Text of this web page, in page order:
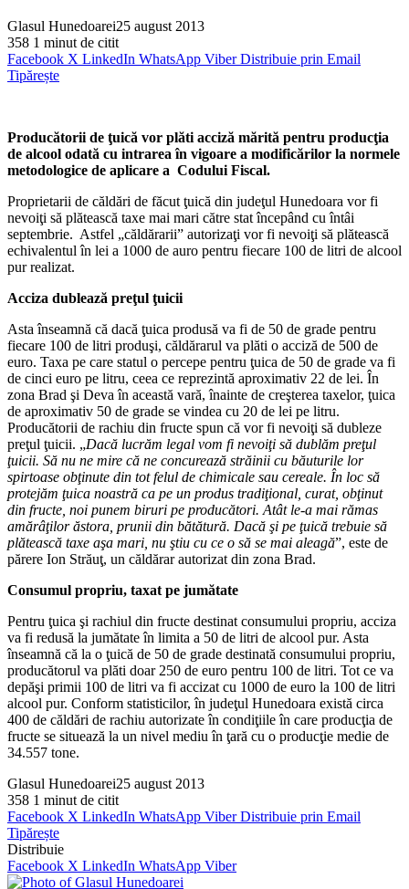
Glasul Hunedoarei25 august 2013
358 1 minut de citit
Facebook X LinkedIn WhatsApp Viber Distribuie prin Email
Tipărește
Producătorii de ţuică vor plăti acciză mărită pentru producţia
de alcool odată cu intrarea în vigoare a modificărilor la normele
metodologice de aplicare a Codului Fiscal.
Proprietarii de căldări de făcut ţuică din judeţul Hunedoara vor fi
nevoiţi să plătească taxe mai mari către stat începând cu întâi
septembrie. Astfel „căldărarii” autorizaţi vor fi nevoiţi să plătească
echivalentul în lei a 1000 de auro pentru fiecare 100 de litri de alcool
pur realizat.
Acciza dublează preţul ţuicii
Asta înseamnă că dacă ţuica produsă va fi de 50 de grade pentru
fiecare 100 de litri produşi, căldărarul va plăti o acciză de 500 de
euro. Taxa pe care statul o percepe pentru ţuica de 50 de grade va fi
de cinci euro pe litru, ceea ce reprezintă aproximativ 22 de lei. În
zona Brad şi Deva în această vară, înainte de creşterea taxelor, ţuica
de aproximativ 50 de grade se vindea cu 20 de lei pe litru.
Producătorii de rachiu din fructe spun că vor fi nevoiţi să dubleze
preţul ţuicii. „Dacă lucrăm legal vom fi nevoiţi să dublăm preţul
ţuicii. Să nu ne mire că ne concurează străinii cu băuturile lor
spirtoase obţinute din tot felul de chimicale sau cereale. În loc să
protejăm ţuica noastră ca pe un produs tradiţional, curat, obţinut
din fructe, noi punem biruri pe producători. Atât le-a mai rămas
amărâţilor ăstora, prunii din bătătură. Dacă şi pe ţuică trebuie să
plătească taxe aşa mari, nu ştiu cu ce o să se mai aleagă”, este de
părere Ion Străuţ, un căldărar autorizat din zona Brad.
Consumul propriu, taxat pe jumătate
Pentru ţuica şi rachiul din fructe destinat consumului propriu, acciza
va fi redusă la jumătate în limita a 50 de litri de alcool pur. Asta
înseamnă că la o ţuică de 50 de grade destinată consumului propriu,
producătorul va plăti doar 250 de euro pentru 100 de litri. Tot ce va
depăşi primii 100 de litri va fi accizat cu 1000 de euro la 100 de litri
alcool pur. Conform statisticilor, în judeţul Hunedoara există circa
400 de căldări de rachiu autorizate în condiţiile în care producţia de
fructe se situează la un nivel mediu în ţară cu o producţie medie de
34.557 tone.
Glasul Hunedoarei25 august 2013
358 1 minut de citit
Facebook X LinkedIn WhatsApp Viber Distribuie prin Email
Tipărește
Distribuie
Facebook X LinkedIn WhatsApp Viber